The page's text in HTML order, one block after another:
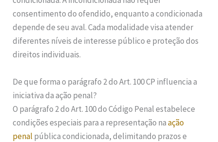
consentimento do ofendido, enquanto a condicionada
depende de seu aval. Cada modalidade visa atender
diferentes níveis de interesse público e proteção dos
direitos individuais.
De que forma o parágrafo 2 do Art. 100 CP influencia a
iniciativa da ação penal?
O parágrafo 2 do Art. 100 do Código Penal estabelece
condições especiais para a representação naação
penal pública condicionada, delimitando prazos e